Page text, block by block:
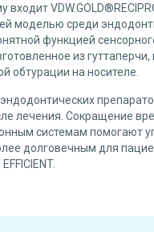
входит
моделью среди
функцией
из
обтурации на носителе.
лечения. Сокращение
системам помогают
долговечным для